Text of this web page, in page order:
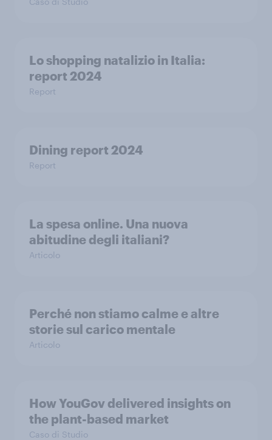
Lo shopping natalizio in Italia: ​
report 2024​
Report
Dining report 2024
Report
La spesa online. Una nuova
abitudine degli italiani?
Articolo
Perché non stiamo calme e altre
storie sul carico mentale
Articolo
How YouGov delivered insights on
the plant-based market
Caso di Studio